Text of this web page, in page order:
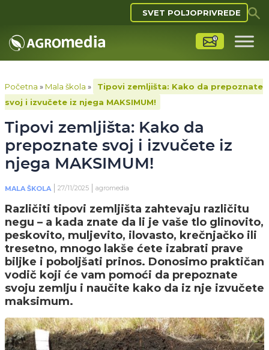
SVET POLJOPRIVREDE
Početna » Mala škola »
Tipovi zemljišta: Kako da prepoznate
svoj i izvučete iz njega MAKSIMUM!
Tipovi zemljišta: Kako da
prepoznate svoj i izvučete iz
njega MAKSIMUM!
MALA ŠKOLA 27/11/2025 agromedia
Različiti tipovi zemljišta zahtevaju različitu
negu – a kada znate da li je vaše tlo glinovito,
peskovito, muljevito, ilovasto, krečnjačko ili
tresetno, mnogo lakše ćete izabrati prave
biljke i poboljšati prinos. Donosimo praktičan
vodič koji će vam pomoći da prepoznate
svoju zemlju i naučite kako da iz nje izvučete
maksimum.